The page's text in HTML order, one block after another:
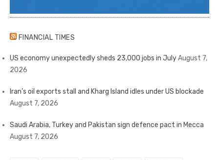
FINANCIAL TIMES
US economy unexpectedly sheds 23,000 jobs in JulyAugust 7,
2026
Iran’s oil exports stall and Kharg Island idles under US blockade
August 7, 2026
Saudi Arabia, Turkey and Pakistan sign defence pact in Mecca
August 7, 2026